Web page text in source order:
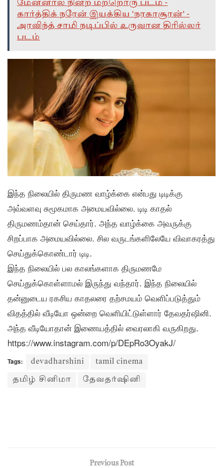
மேனனால் நின்ற மற்றொரு படம் -
கார்த்திக் நரேன் இயக்கிய 'நரகாசூரன்' -
அரவிந்த் சாமி நடிப்பில் உருவான திரில்லர்
படம்
இந்த நிலையில் திருமண வாழ்க்கை என்பது டிடிக்கு
அவ்வளவு சுமூகமாக அமையவில்லை. டிடி காதல்
திருமணம்தான் செய்தார். அந்த வாழ்க்கை அவருக்கு
சிறப்பாக அமையவில்லை. சில வருடங்களிலேயே விவாகரத்து
செய்துக்கொண்டார் டிடி.
இந்த நிலையில் பல காலங்களாக திருமணமே
செய்துக்கொள்ளாமல் இருந்து வந்தார். இந்த நிலையில்
தன்னுடைய ரகசிய காதலரை தற்சமயம் வெளிப்படுத்தும்
விதத்தில் வீடியோ ஒன்றை வெளியிட்டுள்ளார் தேவதர்ஷினி.
அந்த வீடியோதான் இணையத்தில் வைரலாகி வருகிறது.
https://www.instagram.com/p/DEpRo3OyakJ/
Tags: devadharshini tamil cinema
தமிழ் சினிமா தேவதர்ஷினி
Previous Post